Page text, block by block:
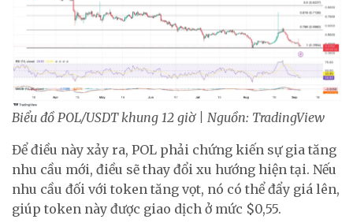
Biểu đồ POL/USDT khung 12 giờ | Nguồn: TradingView
Để điều này xảy ra, POL phải chứng kiến sự gia tăng
nhu cầu mới, điều sẽ thay đổi xu hướng hiện tại. Nếu
nhu cầu đối với token tăng vọt, nó có thể đẩy giá lên,
giúp token này được giao dịch ở mức $0,55.